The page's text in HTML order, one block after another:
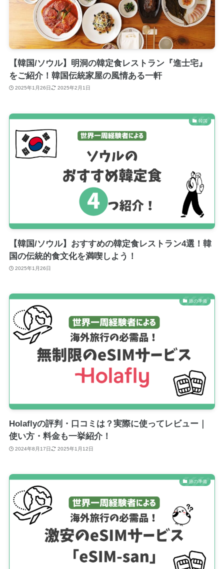
【韓国/ソウル】明洞の韓定食レストラン『進士宅』
をご紹介！韓国伝統家屋の風情ある一軒
2025年1月26日 2025年2月1日
韓国
【韓国/ソウル】おすすめの韓定食レストラン4選！韓
国の伝統的食文化を満喫しよう！
2025年1月26日
旅の準備
Holaflyの評判・口コミは？実際に使ってレビュー｜
使い方・料金も一挙紹介！
2024年8月17日 2025年1月12日
旅の準備